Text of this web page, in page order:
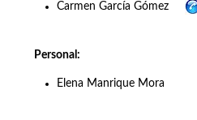
Carmen García Gómez
Personal:
Elena Manrique